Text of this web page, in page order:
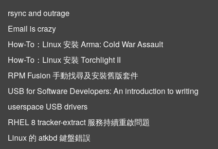
rsync and outrage
Email is crazy
How-To：Linux 安裝 Arma: Cold War Assault
How-To：Linux 安裝 Torchlight II
RPM Fusion 手動找尋及安裝舊版套件
USB for Software Developers: An introduction to writing
userspace USB drivers
RHEL 8 tracker-extract 服務持續重啟問題
Linux 的 atkbd 鍵盤錯誤